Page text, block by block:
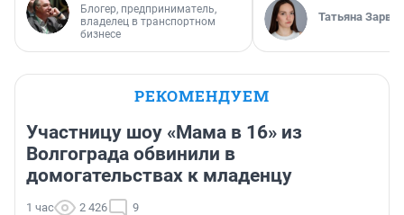
Блогер, предприниматель,
владелец в транспортном
бизнесе
Татьяна Зарва
РЕКОМЕНДУЕМ
Участницу шоу «Мама в 16» из
Волгограда обвинили в
домогательствах к младенцу
1 час 2 426 9